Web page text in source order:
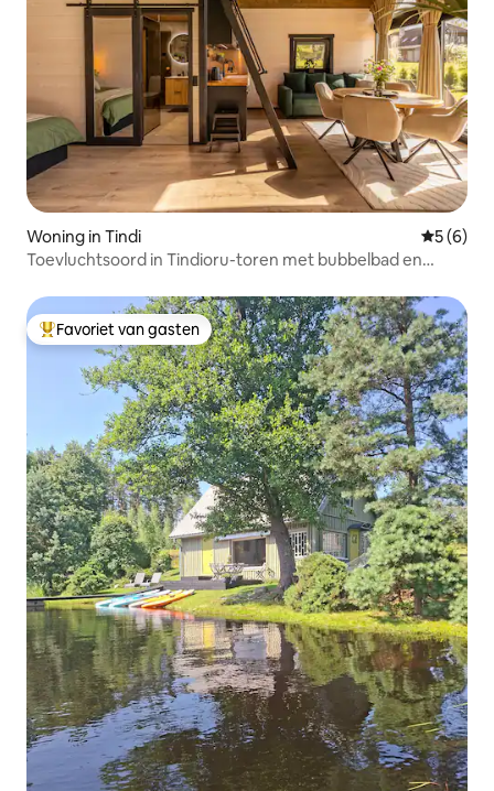
Woning in Tindi
5 (6)
Toevluchtsoord in Tindioru-toren met bubbelbad en
Topfavoriet van gasten
Favoriet van gasten